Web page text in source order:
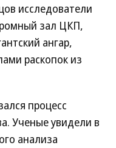
исследователи
зал ЦКП,
ангар,
раскопок из
процесс
Ученые увидели в
анализа